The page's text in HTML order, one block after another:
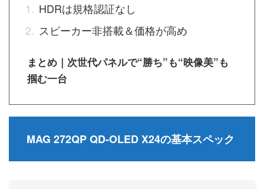
HDRは規格認証なし
スピーカー非搭載＆価格が高め
まとめ｜次世代パネルで“勝ち”も“映像美”も
掴む一台
MAG 272QP QD-OLED X24の基本スペック